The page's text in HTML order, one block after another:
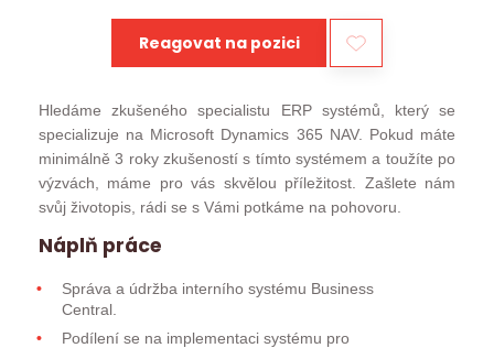
Reagovat na pozici
Hledáme zkušeného specialistu ERP systémů, který se
specializuje na Microsoft Dynamics 365 NAV. Pokud máte
minimálně 3 roky zkušeností s tímto systémem a toužíte po
výzvách, máme pro vás skvělou příležitost. Zašlete nám
svůj životopis, rádi se s Vámi potkáme na pohovoru.
Náplň práce
Správa a údržba interního systému Business
Central.
Podílení se na implementaci systému pro